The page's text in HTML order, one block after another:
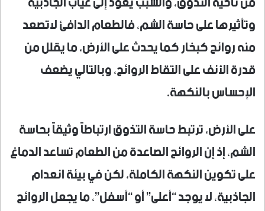
وتأثيرها على حاسة الشم، فالطعام الدافئ لاتصعد
منه روائح كبخار كما يحدث على الأرض، ما يقلل من
قدرة الأنف على التقاط الروائح، وبالتالي يضعف
الإحساس بالنكهة.
على الأرض، ترتبط حاسة التذوق ارتباطاً وثيقاً بحاسة
الشم، إذ إن الروائح الصاعدة من الطعام تساعد الدماغ
على تكوين النكهة الكاملة، لكن في بيئة انعدام
الجاذبية، لا يوجد “أعلى” أو “أسفل”، ما يجعل الروائح